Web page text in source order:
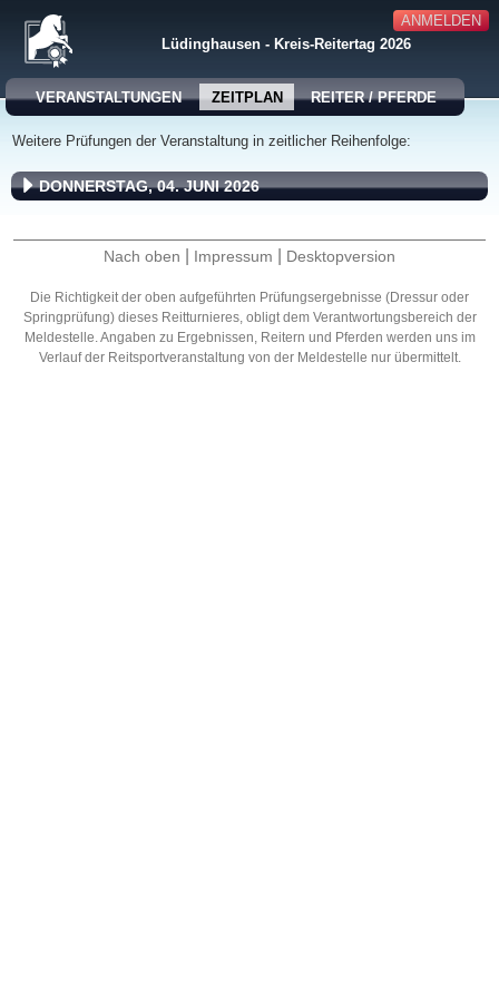
ANMELDEN
Lüdinghausen - Kreis-Reitertag 2026
VERANSTALTUNGEN ZEITPLAN REITER / PFERDE
Weitere Prüfungen der Veranstaltung in zeitlicher Reihenfolge:
DONNERSTAG, 04. JUNI 2026
Nach oben Impressum Desktopversion
Die Richtigkeit der oben aufgeführten Prüfungsergebnisse (Dressur oder
Springprüfung) dieses Reitturnieres, obligt dem Verantwortungsbereich der
Meldestelle. Angaben zu Ergebnissen, Reitern und Pferden werden uns im
Verlauf der Reitsportveranstaltung von der Meldestelle nur übermittelt.